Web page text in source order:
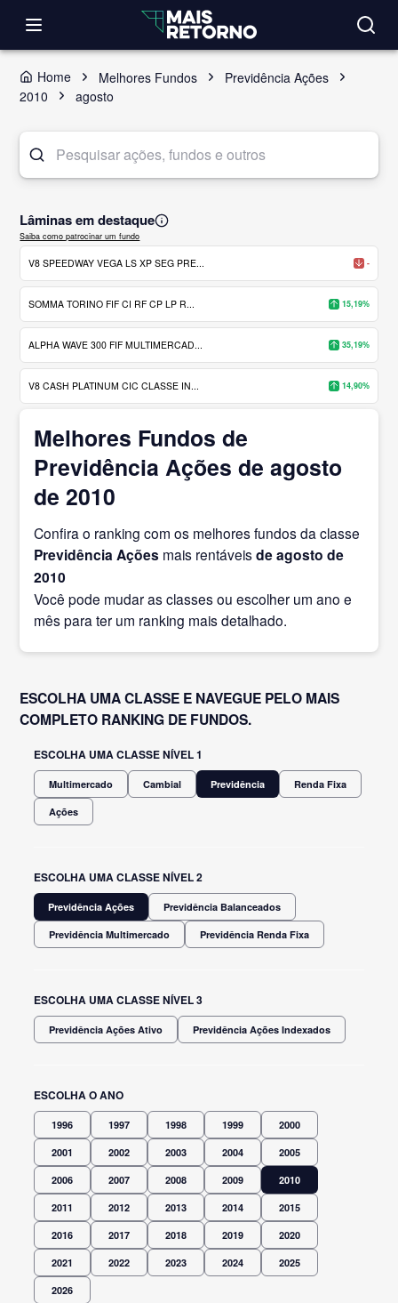
Home Melhores Fundos
Previdência Ações
2010
agosto
Lâminas em destaque
Saiba como patrocinar um fundo
V8 SPEEDWAY VEGA LS XP SEG PRE... -
SOMMA TORINO FIF CI RF CP LP R... 15,19%
ALPHA WAVE 300 FIF MULTIMERCAD... 35,19%
V8 CASH PLATINUM CIC CLASSE IN... 14,90%
Melhores Fundos de
Previdência Ações de agosto
de 2010
Confira o ranking com os melhores fundos da classe
Previdência Ações mais rentáveisde agosto de
2010
Você pode mudar as classes ou escolher um ano e
mês para ter um ranking mais detalhado.
ESCOLHA UMA CLASSE E NAVEGUE PELO MAIS
COMPLETO RANKING DE FUNDOS.
ESCOLHA UMA CLASSE NÍVEL 1
Multimercado Cambial Previdência Renda Fixa
Ações
ESCOLHA UMA CLASSE NÍVEL 2
Previdência Ações Previdência Balanceados
Previdência Multimercado Previdência Renda Fixa
ESCOLHA UMA CLASSE NÍVEL 3
Previdência Ações Ativo Previdência Ações Indexados
ESCOLHA O ANO
1996 1997 1998 1999 2000
2001 2002 2003 2004 2005
2006 2007 2008 2009 2010
2011 2012 2013 2014 2015
2016 2017 2018 2019 2020
2021 2022 2023 2024 2025
2026